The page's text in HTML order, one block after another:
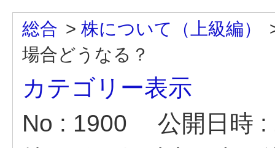
総合 > 株について（上級編）
場合どうなる？
カテゴリー表示
No : 1900
公開日時